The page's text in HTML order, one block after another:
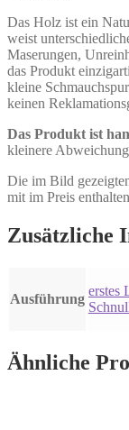
Das Holz ist ein
weist
Maserungen,
das Produkt
kleine
keinen
Das Produkt ist
kleinere
Die im Bild
mit im Preis
Zusätzliche
Ausführung
erstes
Ähnliche